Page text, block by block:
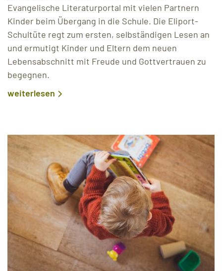
Evangelische Literaturportal mit vielen Partnern
Kinder beim Übergang in die Schule. Die Eliport-
Schultüte regt zum ersten, selbständigen Lesen an
und ermutigt Kinder und Eltern dem neuen
Lebensabschnitt mit Freude und Gottvertrauen zu
begegnen.
weiterlesen